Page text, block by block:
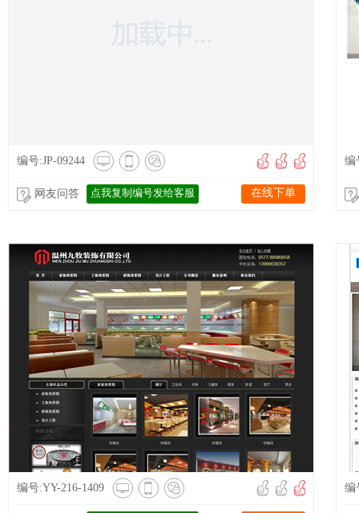
编号:JP-09244
网友问答 点我复制编号发给客服 在线下单
编
编号:YY-216-1409 编